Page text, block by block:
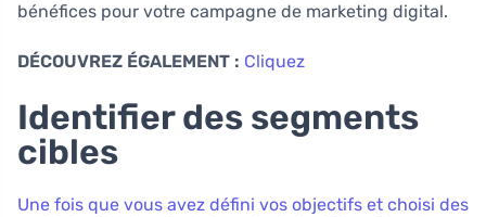
bénéfices pour votre campagne de marketing digital.
DÉCOUVREZ ÉGALEMENT : Cliquez
Identifier des segments
cibles
Une fois que vous avez défini vos objectifs et choisi des